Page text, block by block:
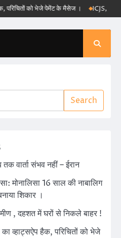
को भेजे पेमेंट के मैसेज । ICJS, e-DAR और
Search
वार्ता संभव नहीं – ईरान
मोनालिसा 16 साल की नाबालिग
शिकार ।
, दहशत में घरों से निकले बाहर !
व्हाट्सऐप हैक, परिचितों को भेजे